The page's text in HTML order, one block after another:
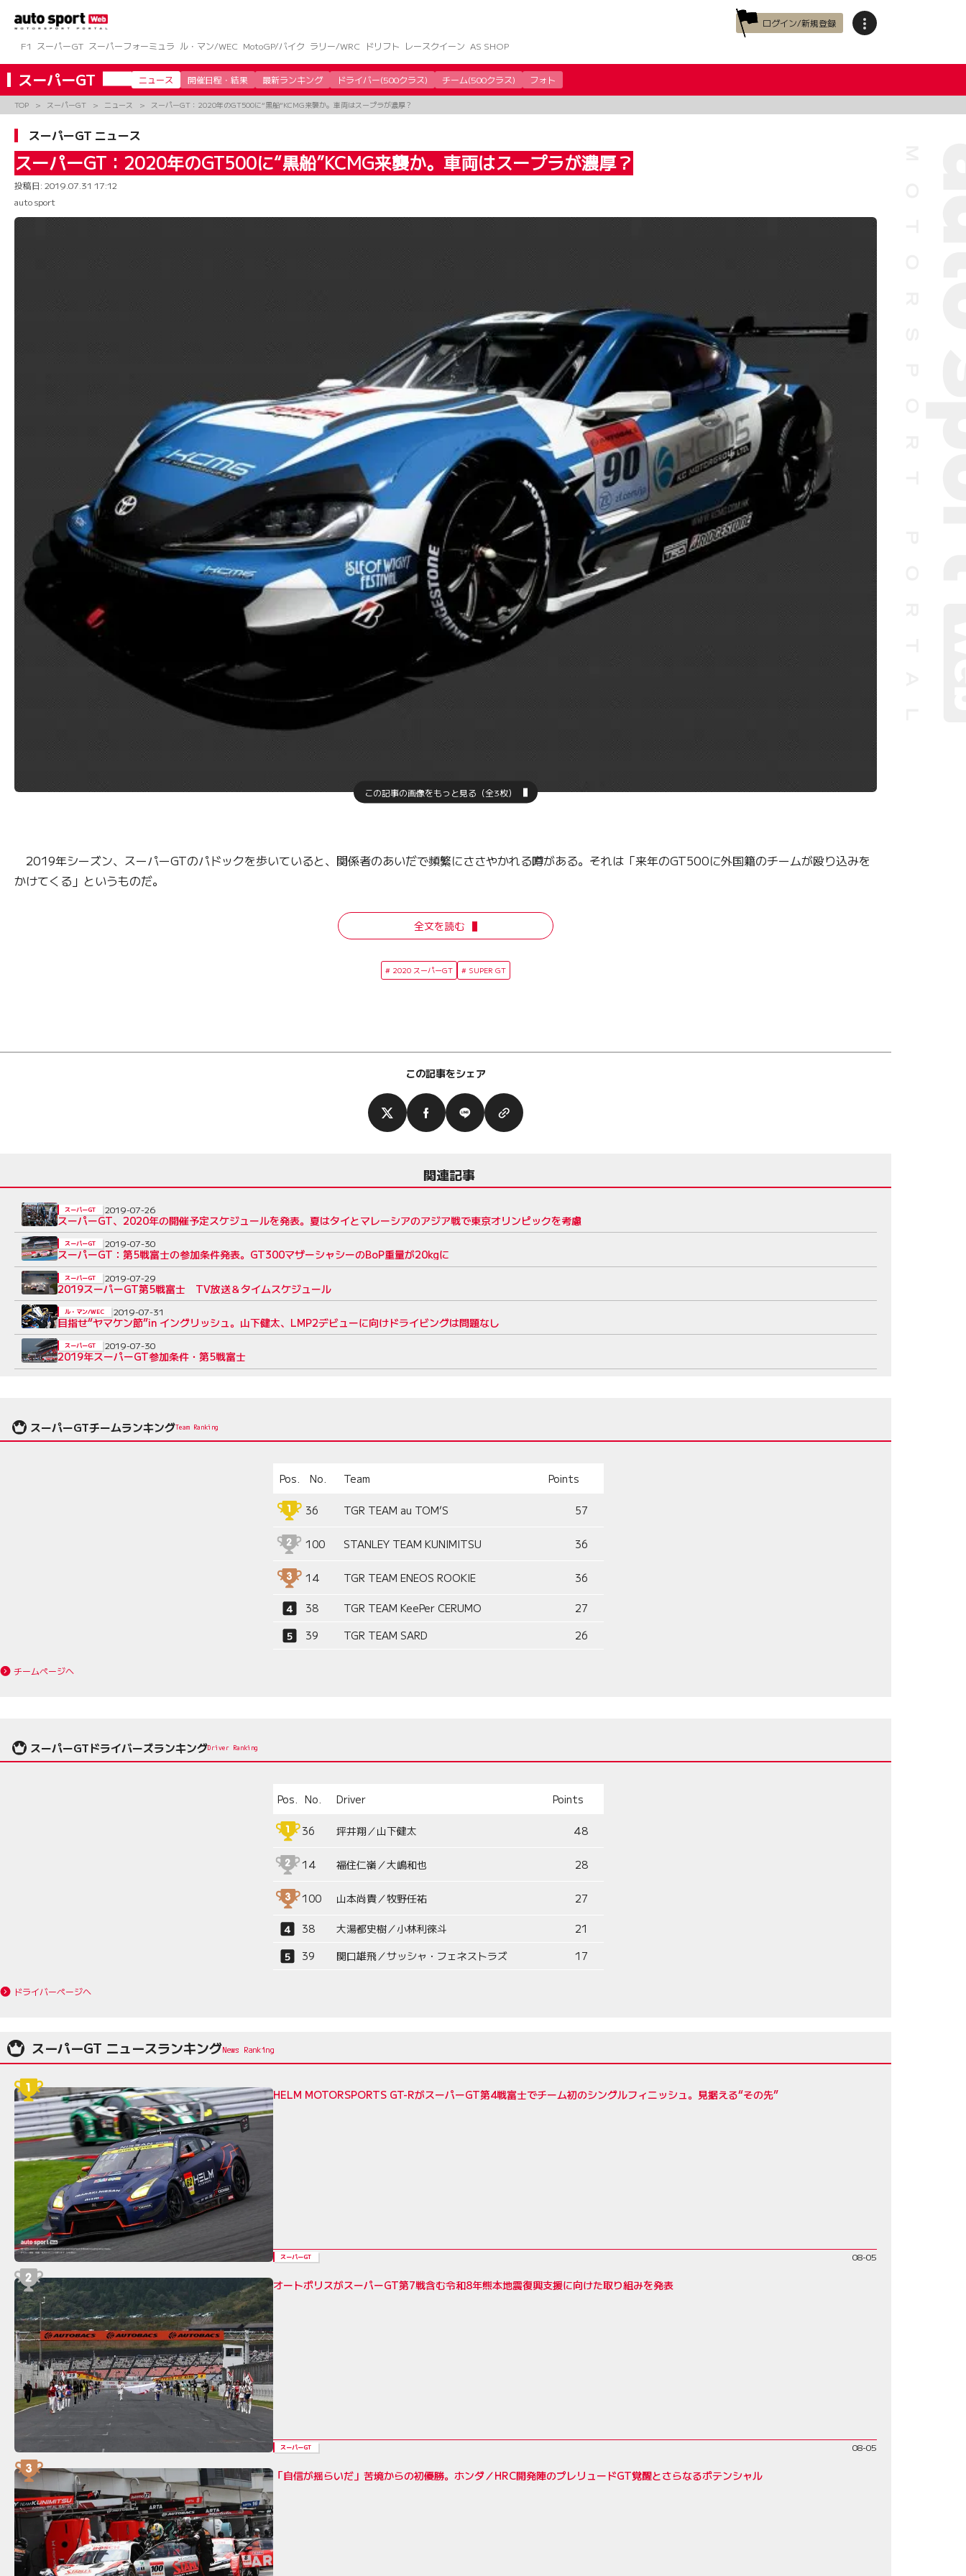
ツ
へ
ス
キ
ッ
ログイン/新規登録
F1
スーパーGT スーパーフォーミュラ ル・マン/WEC MotoGP/バイク ラリー/WRC ドリフト レースクイーン AS SHOP
スーパーGT ニュース 開催日程・結果 最新ランキング ドライバー(500クラス) チーム(500クラス) フォト
TOP スーパーGT ニュース スーパーGT：2020年のGT500に“黒船”KCMG来襲か。車両はスープラが濃厚？
スーパーGT ニュース
スーパーGT：2020年のGT500に“黒船”KCMG来襲か。車両はスープラが濃厚？
投稿日: 2019.07.31 17:12
auto sport
この記事の画像をもっと見る（全3枚）
2019年シーズン、スーパーGTのパドックを歩いていると、関係者のあいだで頻繁にささやかれる噂がある。それは「来年のGT500に外国籍のチームが殴り込みを
かけてくる」というものだ。
全文を読む
2020 スーパーGT SUPER GT
この記事をシェア
関連記事
スーパーGT、2020年の開催予定スケジュールを発表。夏はタイとマレーシアのアジア戦で東京オリンピックを考慮
スーパーGT 2019-07-26
スーパーGT：第5戦富士の参加条件発表。GT300マザーシャシーのBoP重量が20kgに
スーパーGT 2019-07-30
2019スーパーGT第5戦富士 TV放送＆タイムスケジュール
スーパーGT 2019-07-29
目指せ“ヤマケン節”in イングリッシュ。山下健太、LMP2デビューに向けドライビングは問題なし
ル・マン/WEC 2019-07-31
2019年スーパーGT参加条件・第5戦富士
スーパーGT 2019-07-30
スーパーGTチームランキングTeam Ranking
Pos. No. Team Points
36 TGR TEAM au TOM’S 57
100 STANLEY TEAM KUNIMITSU 36
14 TGR TEAM ENEOS ROOKIE 36
38 TGR TEAM KeePer CERUMO
27
39
TGR TEAM SARD 26
チームページへ
スーパーGTドライバーズランキングDriver Ranking
Pos. No. Driver Points
36 坪井翔／山下健太 48
14 福住仁嶺／大嶋和也 28
100 山本尚貴／牧野任祐 27
38 大湯都史樹／小林利徠斗
21
39
関口雄飛／サッシャ・フェネストラズ 17
ドライバーページへ
スーパーGT ニュースランキング
HELM MOTORSPORTS GT-RがスーパーGT第4戦富士でチーム初のシングルフィニッシュ。見据える“その先”
スーパーGT 08-05
オートポリスがスーパーGT第7戦含む令和8年熊本地震復興支援に向けた取り組みを発表
スーパーGT 08-05
「自信が揺らいだ」苦境からの初優勝。ホンダ／HRC開発陣のプレリュードGT覚醒とさらなるポテンシャル